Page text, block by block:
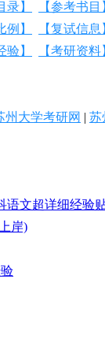
录】 【参考书目
例】 【复试信息
验】 【考研资料
州大学考研网 | 苏
语文超详细经验贴
岸)